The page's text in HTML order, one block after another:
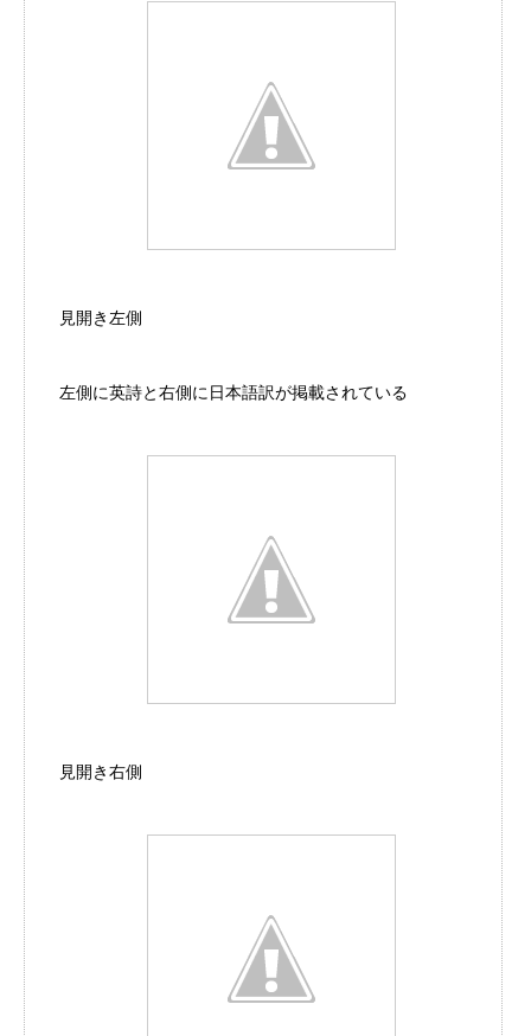
見開き左側
左側に英詩と右側に日本語訳が掲載されている
見開き右側